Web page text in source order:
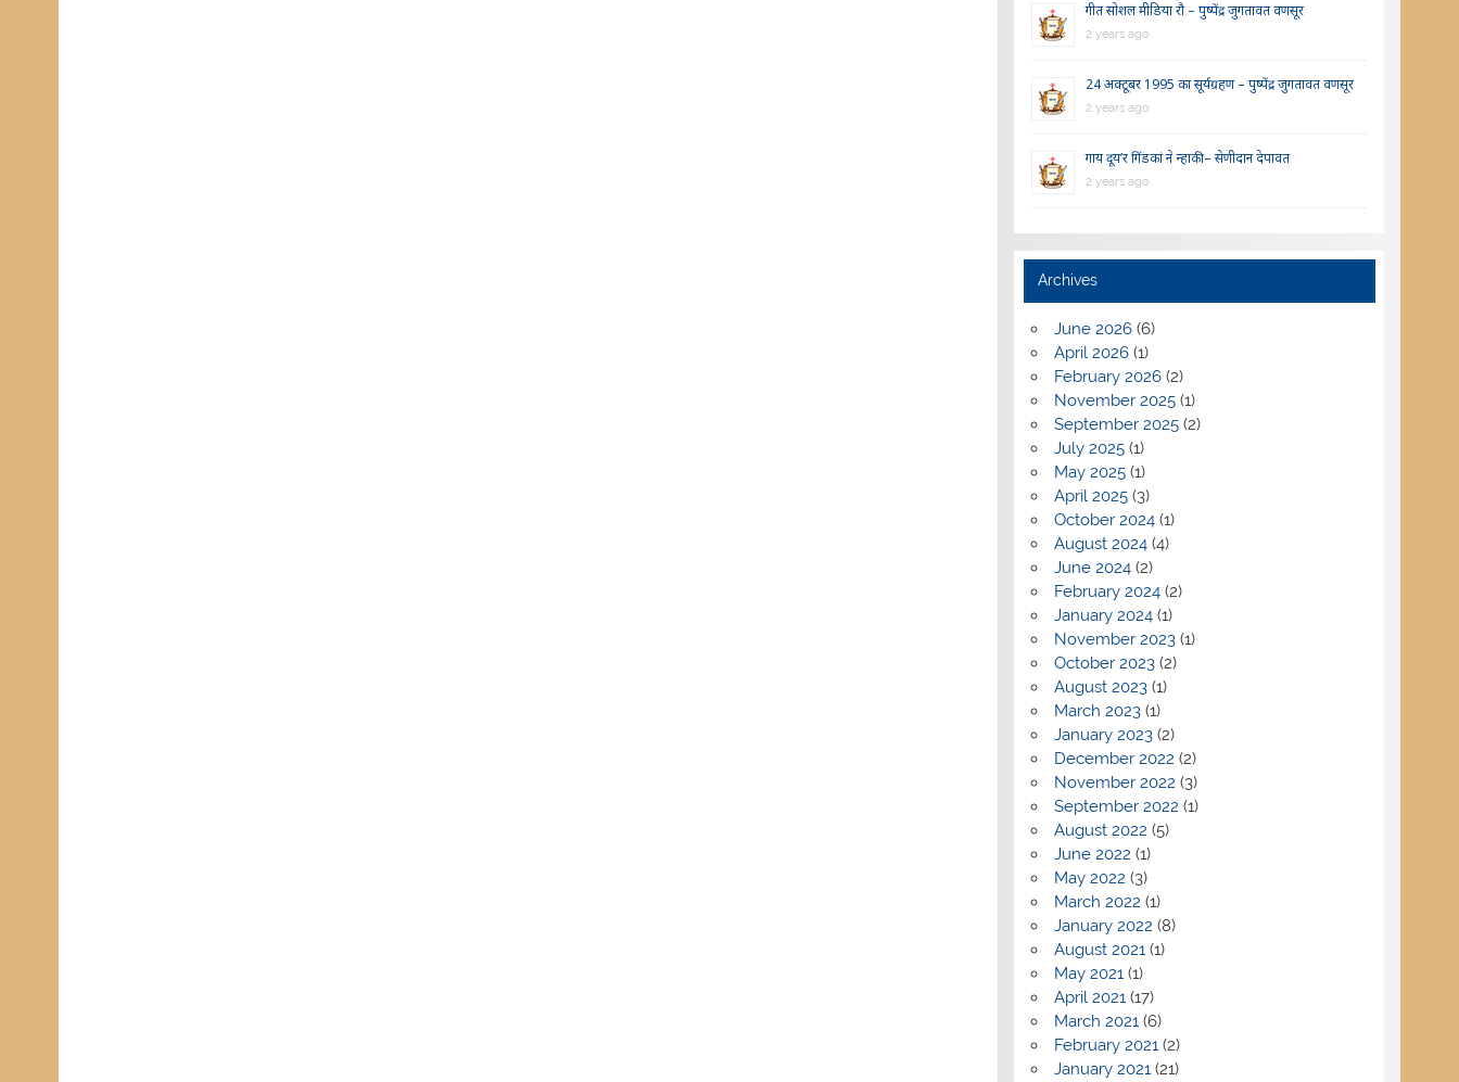
गीत सोशल मीडिया रौ – पुष्पेंद्र जुगतावत वणसूर
2 years ago
24 अक्टूबर 1995 का सूर्यग्रहण – पुष्पेंद्र जुगतावत वणसूर
2 years ago
गाय दूय’र गिंडकां ने न्हाकी – सेणीदान देपावत
2 years ago
Archives
June 2026(6)
April 2026(1)
February 2026(2)
November 2025(1)
September 2025(2)
July 2025(1)
May 2025(1)
April 2025(3)
October 2024(1)
August 2024(4)
June 2024(2)
February 2024(2)
January 2024(1)
November 2023(1)
October 2023(2)
August 2023(1)
March 2023(1)
January 2023(2)
December 2022 (2)
November 2022 (3)
September 2022 (1)
August 2022 (5)
June 2022 (1)
May 2022 (3)
March 2022 (1)
January 2022 (8)
August 2021(1)
May 2021(1)
April 2021(17)
March 2021(6)
February 2021(2)
January 2021(21)